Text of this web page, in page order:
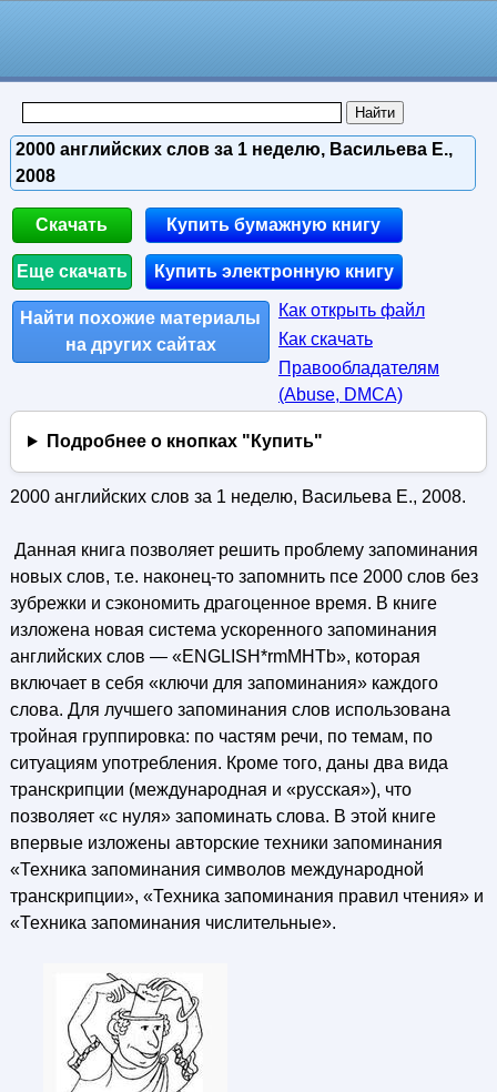
2000 английских слов за 1 неделю, Васильева Е.,
2008
Скачать
Еще скачать
Купить бумажную книгу
Купить электронную книгу
Найти похожие материалы
на других сайтах
Как открыть файл
Как скачать
Правообладателям
(Abuse, DMСA)
Подробнее о кнопках "Купить"
2000 английских слов за 1 неделю, Васильева Е., 2008.
Данная книга позволяет решить проблему запоминания
новых слов, т.е. наконец-то запомнить псе 2000 слов без
зубрежки и сэкономить драгоценное время. В книге
изложена новая система ускоренного запоминания
английских слов — «ENGLISH*rmMHTb», которая
включает в себя «ключи для запоминания» каждого
слова. Для лучшего запоминания слов использована
тройная группировка: по частям речи, по темам, по
ситуациям употребления. Кроме того, даны два вида
транскрипции (международная и «русская»), что
позволяет «с нуля» запоминать слова. В этой книге
впервые изложены авторские техники запоминания
«Техника запоминания символов международной
транскрипции», «Техника запоминания правил чтения» и
«Техника запоминания числительные».